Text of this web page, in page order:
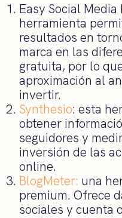
Easy Social
herramienta
resultados en
marca en las
gratuita, por lo
aproximación al
invertir.
Synthesio: esta
obtener
seguidores y
inversión de las
online.
BlogMeter: una
premium. Ofrece
sociales y cuenta